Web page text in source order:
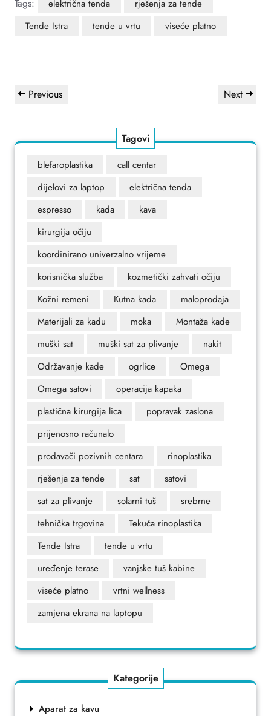
Tags: električna tenda
rješenja za tende
Tende Istra
tende u vrtu viseće platno
Navigacija
objava
Previous
Previous
Next
Next
Tagovi
blefaroplastika
call centar
dijelovi za laptop
električna tenda
espresso
kada
kava
kirurgija očiju
koordinirano univerzalno vrijeme
korisnička služba
kozmetički zahvati očiju
Kožni remeni
Kutna kada
maloprodaja
Materijali za kadu
moka
Montaža kade
muški sat
muški sat za plivanje
nakit
Održavanje kade
ogrlice
Omega
Omega satovi
operacija kapaka
plastična kirurgija lica
popravak zaslona
prijenosno računalo
prodavači pozivnih centara
rinoplastika
rješenja za tende
sat
satovi
sat za plivanje
solarni tuš
srebrne
tehnička trgovina
Tekuća rinoplastika
Tende Istra
tende u vrtu
uređenje terase
vanjske tuš kabine
viseće platno
vrtni wellness
zamjena ekrana na laptopu
Kategorije
Aparat za kavu